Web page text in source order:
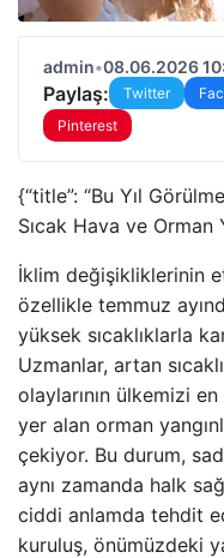
admin•08.06.2026
Paylaş: Twitter
Pinterest
{“title”: “Bu Yıl
Sıcak Hava ve Orman
İklim değişikliklerinin
özellikle temmuz
yüksek sıcaklıklarla
Uzmanlar, artan
olaylarının ülkemizi
yer alan orman
çekiyor. Bu durum,
aynı zamanda halk
ciddi anlamda tehdit
kuruluş, önümüzdeki